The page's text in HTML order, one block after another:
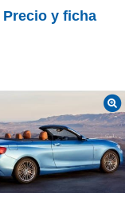
Precio y ficha